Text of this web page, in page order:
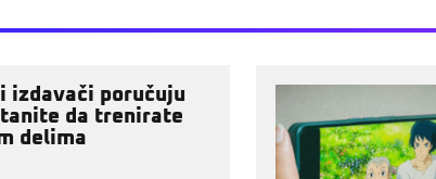
izdavači poručuju
da trenirate
delima